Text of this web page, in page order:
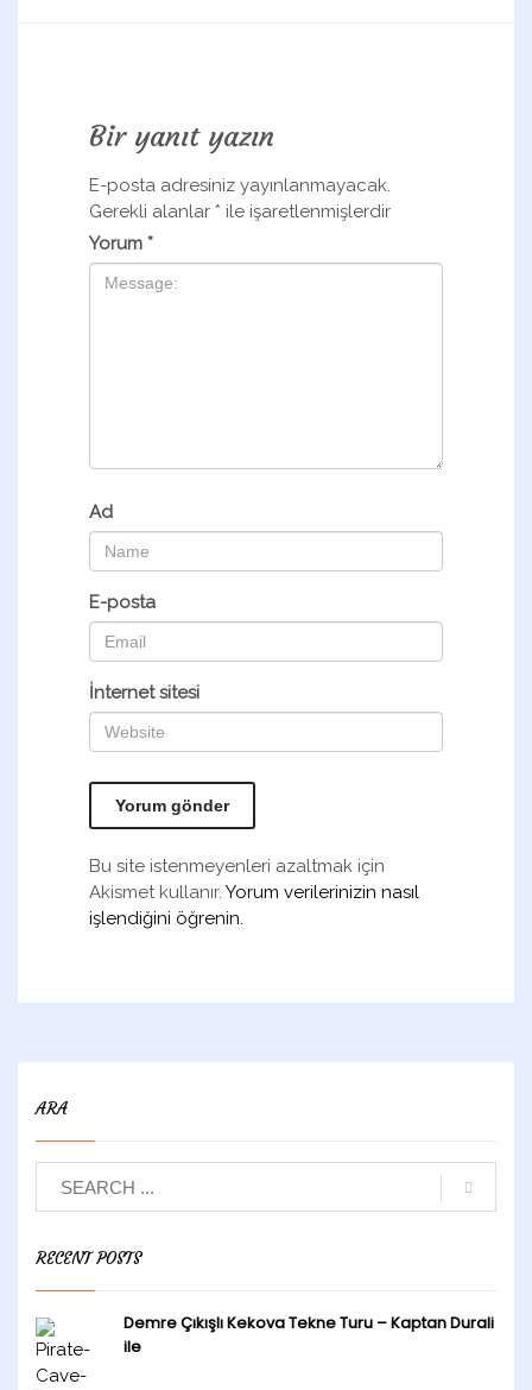
Bir yanıt yazın
E-posta adresiniz yayınlanmayacak.
Gerekli alanlar * ile işaretlenmişlerdir
Yorum *
Ad
E-posta
İnternet sitesi
Bu site istenmeyenleri azaltmak için
Akismet kullanır. Yorum verilerinizin nasıl
işlendiğini öğrenin.
ARA
RECENT POSTS
Demre Çıkışlı Kekova Tekne Turu – Kaptan Durali
ile